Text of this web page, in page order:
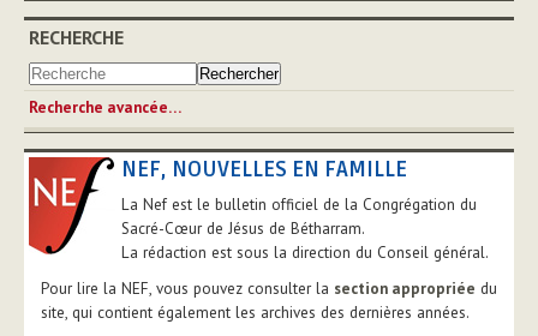
RECHERCHE
Recherche avancée…
NEF, NOUVELLES EN FAMILLE
La Nef est le bulletin officiel de la Congrégation du
Sacré-Cœur de Jésus de Bétharram.
La rédaction est sous la direction du Conseil général.
Pour lire la NEF, vous pouvez consulter la section appropriée du
site, qui contient également les archives des dernières années.